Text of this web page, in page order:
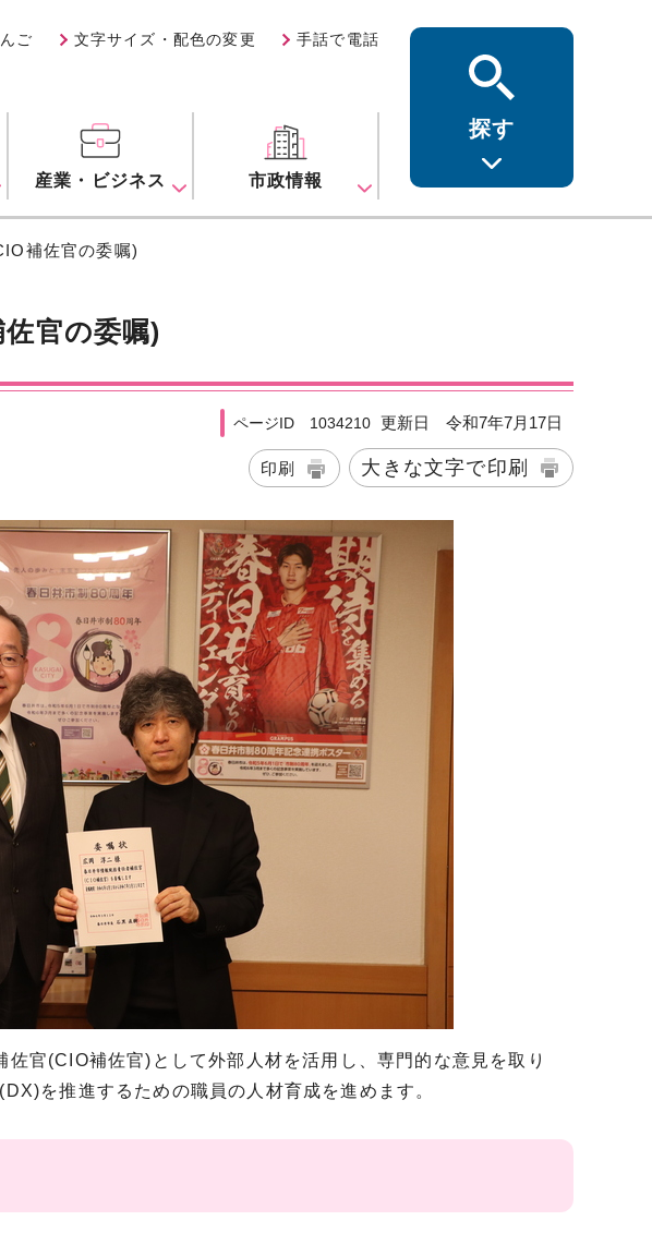
ご 文字サイズ・配色の変更 手話で電話
産業・ビジネス 市政情報
探す
補佐官の委嘱)
官の委嘱)
ページID 1034210 更新日 令和7年7月17日
印刷 大きな文字で印刷
官(CIO補佐官)として外部人材を活用し、専門的な意見を取り
を推進するための職員の人材育成を進めます。